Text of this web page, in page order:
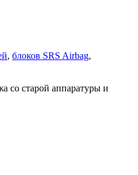
, блоков SRS Airbag,
со старой аппаратуры и